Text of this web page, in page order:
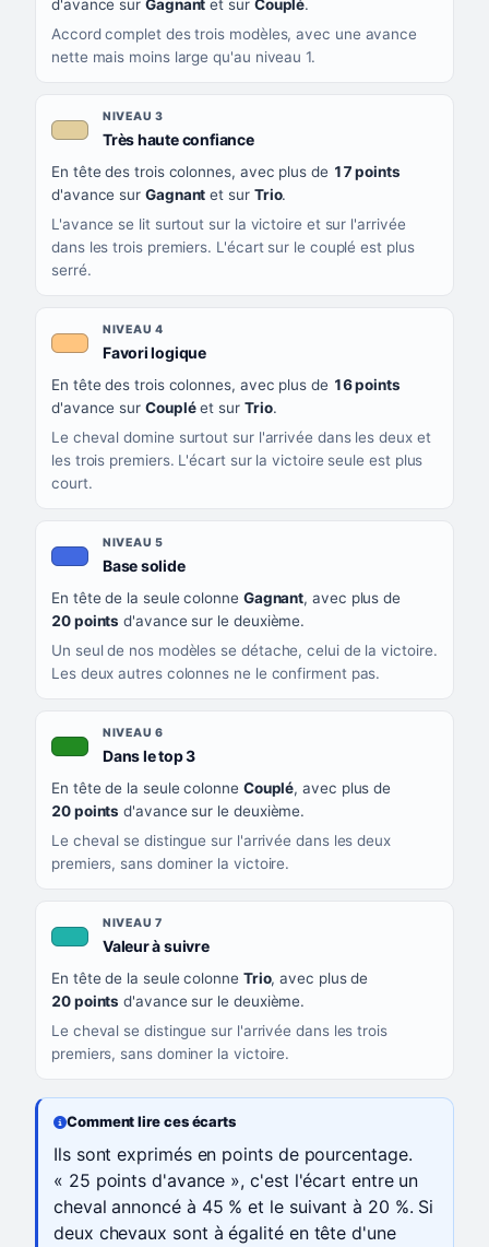
d'avance sur Gagnant et sur Couplé.
Accord complet des trois modèles, avec une avance
nette mais moins large qu'au niveau 1.
NIVEAU 3
Très haute confiance, couleur beige
En tête des trois colonnes, avec plus de 17 points
d'avance sur Gagnant et sur Trio.
L'avance se lit surtout sur la victoire et sur l'arrivée
dans les trois premiers. L'écart sur le couplé est plus
serré.
NIVEAU 4
Favori logique, couleur orange clair
En tête des trois colonnes, avec plus de 16 points
d'avance sur Coupléet sur Trio.
Le cheval domine surtout sur l'arrivée dans les deux et
les trois premiers. L'écart sur la victoire seule est plus
court.
NIVEAU 5
Base solide, couleur bleu roi
En tête de la seule colonne Gagnant, avec plus de
20 points d'avance sur le deuxième.
Un seul de nos modèles se détache, celui de la victoire.
Les deux autres colonnes ne le confirment pas.
NIVEAU 6
Dans le top 3, couleur verte
En tête de la seule colonne Couplé, avec plus de
20 points d'avance sur le deuxième.
Le cheval se distingue sur l'arrivée dans les deux
premiers, sans dominer la victoire.
NIVEAU 7
Valeur à suivre, couleur turquoise
En tête de la seule colonne Trio, avec plus de
20 points d'avance sur le deuxième.
Le cheval se distingue sur l'arrivée dans les trois
premiers, sans dominer la victoire.
Comment lire ces écarts
Ils sont exprimés en points de pourcentage.
« 25 points d'avance », c'est l'écart entre un
cheval annoncé à 45 % et le suivant à 20 %. Si
deux chevaux sont à égalité en tête d'une